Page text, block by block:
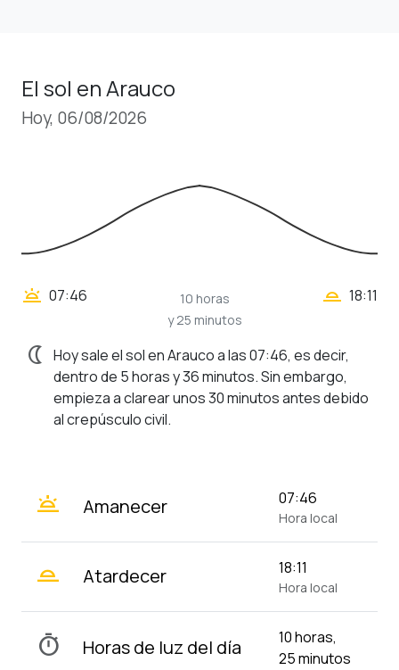
El sol en Arauco
Hoy, 06/08/2026
wb_twilight 07:46
10 horas
y 25 minutos
wb_twilight_2 18:11
nightlight Hoy sale el sol en Arauco a las 07:46, es decir,
dentro de 5 horas y 36 minutos. Sin embargo,
empieza a clarear unos 30 minutos antes debido
al crepúsculo civil.
wb_twilight Amanecer 07:46
Hora local
wb_twilight_2 Atardecer 18:11
Hora local
timer Horas de luz del día
10 horas,
25 minutos